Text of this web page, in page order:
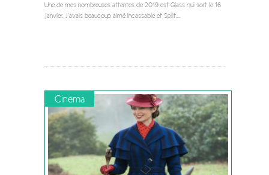
Une de mes nombreuses attentes de 2019 est Glass qui sort le 16
janvier. J’avais beaucoup aimé Incassable et Split....
Cinéma